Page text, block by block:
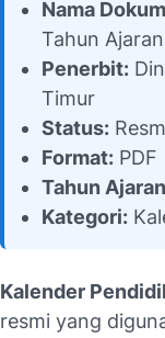
Nama
Tahun
Penerbit:
Timur
Status:
Format: PDF
Tahun
Kategori:
Kalender
resmi yang